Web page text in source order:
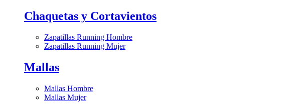
Chaquetas y Cortavientos
Zapatillas Running Hombre
Zapatillas Running Mujer
Mallas
Mallas Hombre
Mallas Mujer